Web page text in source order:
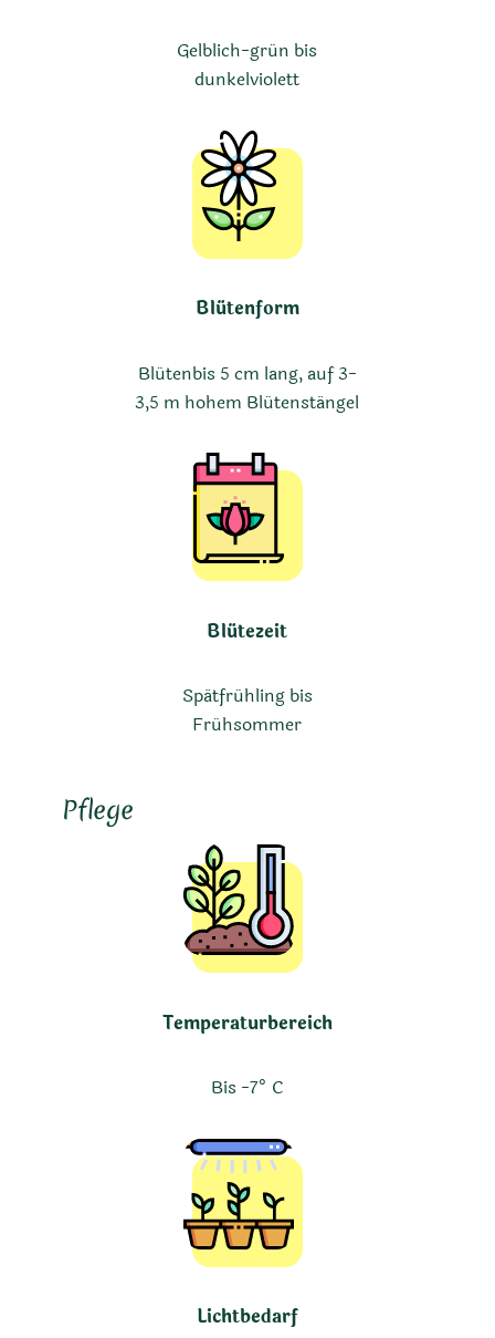
Gelblich-grün bis
dunkelviolett
Blütenform
Blütenbis 5 cm lang, auf 3-
3,5 m hohem Blütenstängel
Blütezeit
Spätfrühling bis
Frühsommer
Pflege
Temperaturbereich
Bis -7° C
Lichtbedarf